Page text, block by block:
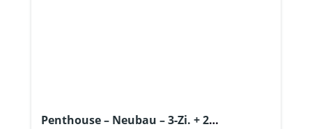
Penthouse – Neubau – 3-Zi. + 2